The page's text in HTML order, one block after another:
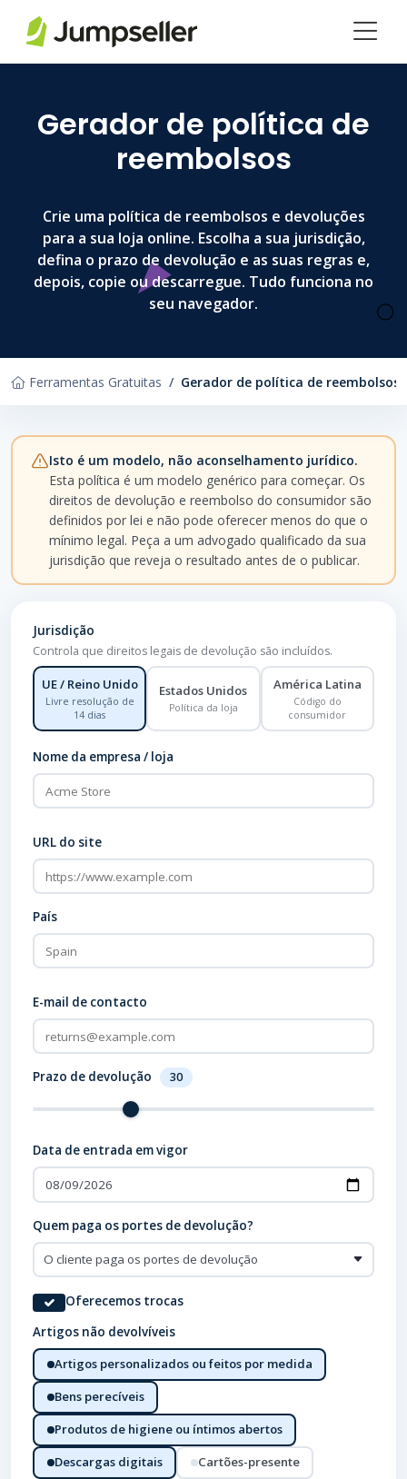
Gerador de política de
reembolsos
Crie uma política de reembolsos e devoluções
para a sua loja online. Escolha a sua jurisdição,
defina o prazo de devolução e as suas regras e,
depois, copie ou descarregue. Tudo funciona no
seu navegador.
Ferramentas Gratuitas Gerador de política de reembolsos
Isto é um modelo, não aconselhamento jurídico.
Esta política é um modelo genérico para começar. Os
direitos de devolução e reembolso do consumidor são
definidos por lei e não pode oferecer menos do que o
mínimo legal. Peça a um advogado qualificado da sua
jurisdição que reveja o resultado antes de o publicar.
Jurisdição
Controla que direitos legais de devolução são incluídos.
UE / Reino Unido
Livre resolução de
14 dias
Estados Unidos
Política da loja
América Latina
Código do
consumidor
Nome da empresa / loja
URL do site
País
E-mail de contacto
Prazo de devolução 30
Data de entrada em vigor
Quem paga os portes de devolução?
Oferecemos trocas
Artigos não devolvíveis
Artigos personalizados ou feitos por medida
Bens perecíveis
Produtos de higiene ou íntimos abertos
Descargas digitais
Cartões-presente